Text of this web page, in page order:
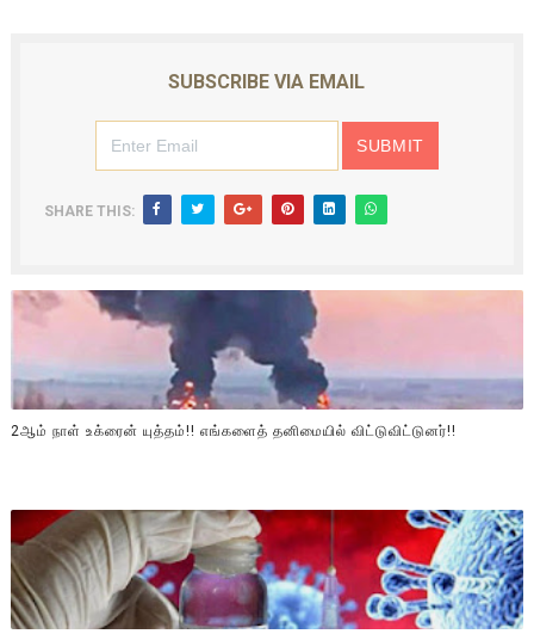
SUBSCRIBE VIA EMAIL
SHARE THIS:
2ஆம் நாள் உக்ரைன் யுத்தம்!! எங்களைத் தனிமையில் விட்டுவிட்டுனர்!!